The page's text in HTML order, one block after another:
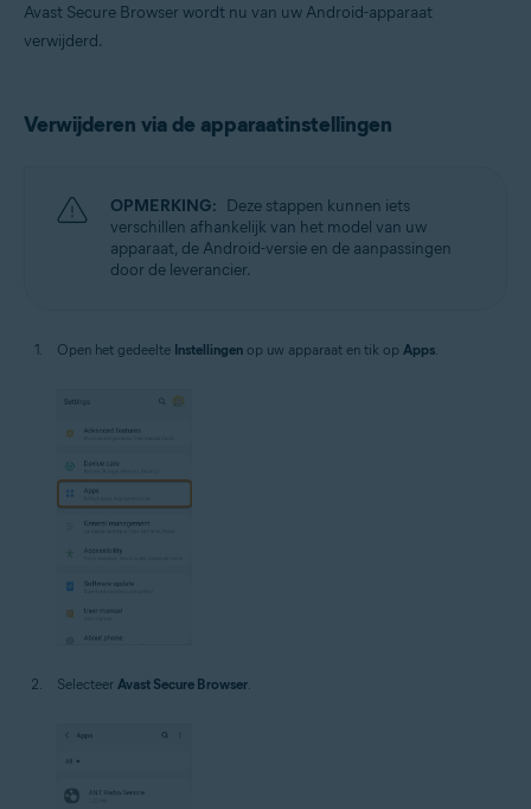
Avast Secure Browser wordt nu van uw Android-apparaat
verwijderd.
Verwijderen via de apparaatinstellingen
OPMERKING: Deze stappen kunnen iets
verschillen afhankelijk van het model van uw
apparaat, de Android-versie en de aanpassingen
door de leverancier.
Open het gedeelte Instellingen op uw apparaat en tik op Apps
Selecteer Avast Secure Browser.